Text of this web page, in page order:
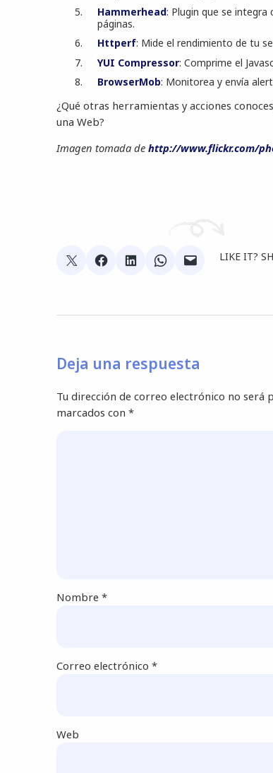
Hammerhead: Plugin que se
páginas.
Httperf: Mide el rendimiento de tu
YUI Compressor: Comprime el
BrowserMob: Monitorea y envía
¿Qué otras herramientas y acciones
una Web?
Imagen tomada de http://www.flickr.com/
LIKE IT?
Deja una respuesta
Tu dirección de correo electrónico no será
marcados con *
Nombre *
Correo electrónico *
Web